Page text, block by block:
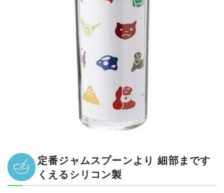
定番ジャムスプーンより 細部まです
くえるシリコン製